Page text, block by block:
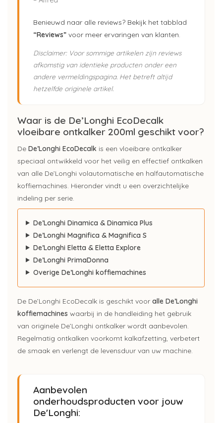
Benieuwd naar alle reviews? Bekijk het tabblad
“Reviews” voor meer ervaringen van klanten.
Disclaimer: Voor sommige artikelen zijn reviews
afkomstig van identieke producten onder een
andere vermeldingspagina. Het betreft altijd
hetzelfde originele artikel.
Waar is de De’Longhi EcoDecalk
vloeibare ontkalker 200ml geschikt voor?
De De’Longhi EcoDecalk is een vloeibare ontkalker
speciaal ontwikkeld voor het veilig en effectief ontkalken
van alle De’Longhi volautomatische en halfautomatische
koffiemachines. Hieronder vindt u een overzichtelijke
indeling per serie.
De’Longhi Dinamica & Dinamica Plus
De’Longhi Magnifica & Magnifica S
De’Longhi Eletta & Eletta Explore
De’Longhi PrimaDonna
Overige De’Longhi koffiemachines
De De’Longhi EcoDecalk is geschikt voor alle De’Longhi
koffiemachines waarbij in de handleiding het gebruik
van originele De’Longhi ontkalker wordt aanbevolen.
Regelmatig ontkalken voorkomt kalkafzetting, verbetert
de smaak en verlengt de levensduur van uw machine.
Aanbevolen
onderhoudsproducten voor jouw
De'Longhi: